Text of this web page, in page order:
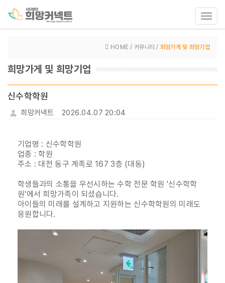
HOME / 커뮤니티 / 희망가게 및 희망기업
희망가게 및 희망기업
신수학학원
희망커넥트 2026.04.07 20:04
기업명 : 신수학학원
업종 : 학원
주소 : 대전 동구 계족로 167 3층 (대동)
학생들과의 소통을 우선시하는 수학 전문 학원 '신수학학
원'에서 희망가족이 되셨습니다.
아이들의 미래를 설계하고 지원하는 신수학학원의 미래도
응원합니다.